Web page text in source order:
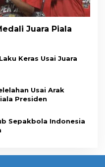
Juara Piala
Keras Usai Juara
Usai Arak
Presiden
Sepakbola Indonesia